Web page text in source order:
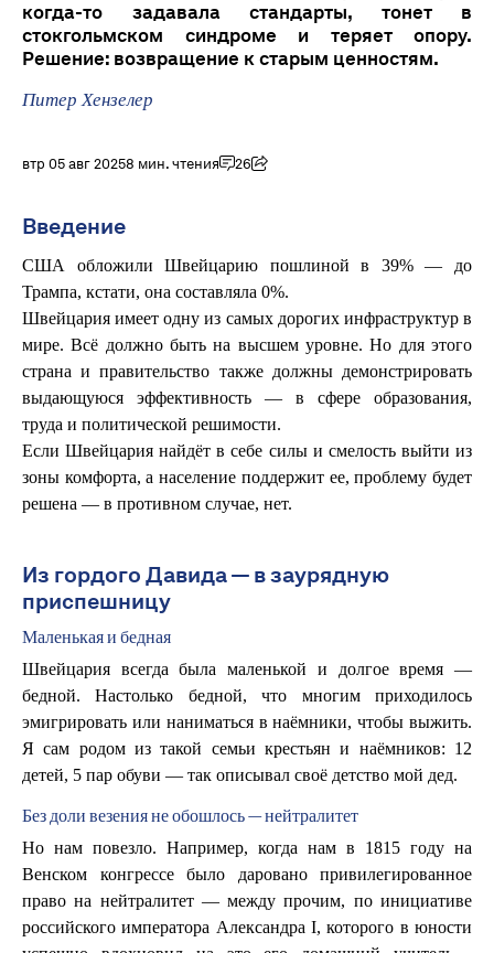
когда-то задавала стандарты, тонет в
стокгольмском синдроме и теряет опору.
Решение: возвращение к старым ценностям.
Питер Хензелер
втр 05 авг 20258 мин. чтения 26
Введение
США обложили Швейцарию пошлиной в 39% — до
Трампа, кстати, она составляла 0%.
Швейцария имеет одну из самых дорогих инфраструктур в
мире. Всё должно быть на высшем уровне. Но для этого
страна и правительство также должны демонстрировать
выдающуюся эффективность — в сфере образования,
труда и политической решимости.
Если Швейцария найдёт в себе силы и смелость выйти из
зоны комфорта, а население поддержит ее, проблему будет
решена — в противном случае, нет.
Из гордого Давида — в заурядную
приспешницу
Маленькая и бедная
Швейцария всегда была маленькой и долгое время —
бедной. Настолько бедной, что многим приходилось
эмигрировать или наниматься в наёмники, чтобы выжить.
Я сам родом из такой семьи крестьян и наёмников: 12
детей, 5 пар обуви — так описывал своё детство мой дед.
Без доли везения не обошлось — нейтралитет
Но нам повезло. Например, когда нам в 1815 году на
Венском конгрессе было даровано привилегированное
право на нейтралитет — между прочим, по инициативе
российского императора Александра I, которого в юности